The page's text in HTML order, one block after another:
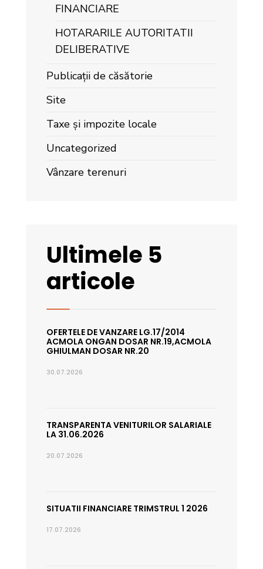
FINANCIARE
HOTARARILE AUTORITATII
DELIBERATIVE
Publicații de căsătorie
Site
Taxe și impozite locale
Uncategorized
Vânzare terenuri
Ultimele 5
articole
OFERTELE DE VANZARE LG.17/2014
ACMOLA ONGAN DOSAR NR.19,ACMOLA
GHIULMAN DOSAR NR.20
30.07.2026
TRANSPARENTA VENITURILOR SALARIALE
LA 31.06.2026
20.07.2026
SITUATII FINANCIARE TRIMSTRUL 1 2026
17.07.2026